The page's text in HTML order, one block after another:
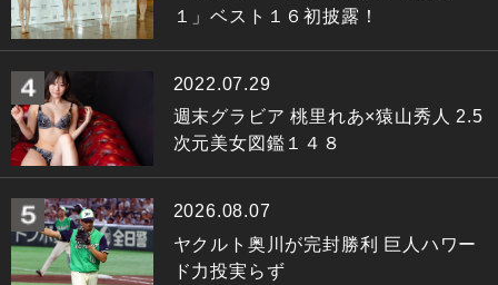
１」ベスト１６初披露！
2022.07.29
週末グラビア 桃里れあ×猿山秀人 2.5
次元美女図鑑１４８
2026.08.07
ヤクルト奥川が完封勝利 巨人ハワー
ド力投実らず